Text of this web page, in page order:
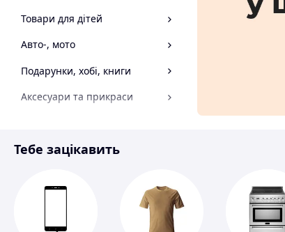
Товари для дітей
Авто-, мото
Подарунки, хобі, книги
Аксесуари та прикраси
Спорт і відпочинок
Тебе зацікавить